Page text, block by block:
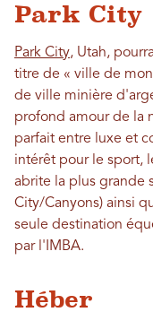
Park City
Park City, Utah,
titre de « ville de
de ville minière
profond amour de la
parfait entre luxe et
intérêt pour le sport,
abrite la plus grande
City/Canyons) ainsi
seule destination
par l'IMBA.
Héber